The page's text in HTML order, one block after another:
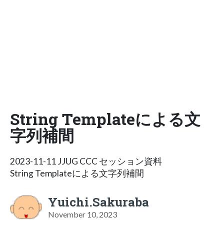
String Templateによる文
字列補間
2023-11-11 JJUG CCC セッション資料
String Templateによる文字列補間
Yuichi.Sakuraba
November 10, 2023